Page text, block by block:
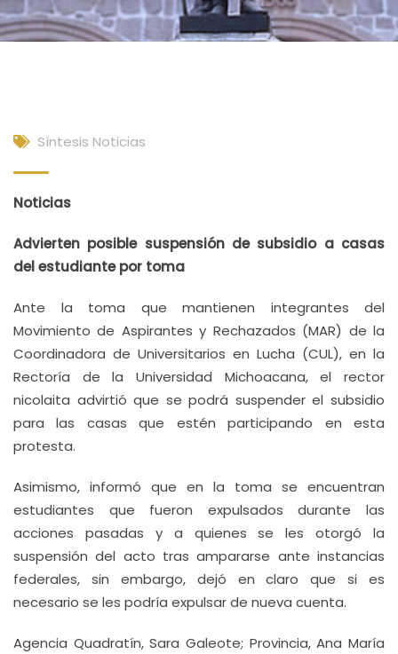
Síntesis Noticias
Noticias
Advierten posible suspensión de subsidio a casas
del estudiante por toma
Ante la toma que mantienen integrantes del
Movimiento de Aspirantes y Rechazados (MAR) de la
Coordinadora de Universitarios en Lucha (CUL), en la
Rectoría de la Universidad Michoacana, el rector
nicolaita advirtió que se podrá suspender el subsidio
para las casas que estén participando en esta
protesta.
Asimismo, informó que en la toma se encuentran
estudiantes que fueron expulsados durante las
acciones pasadas y a quienes se les otorgó la
suspensión del acto tras ampararse ante instancias
federales, sin embargo, dejó en claro que si es
necesario se les podría expulsar de nueva cuenta.
Agencia Quadratín, Sara Galeote; Provincia, Ana María